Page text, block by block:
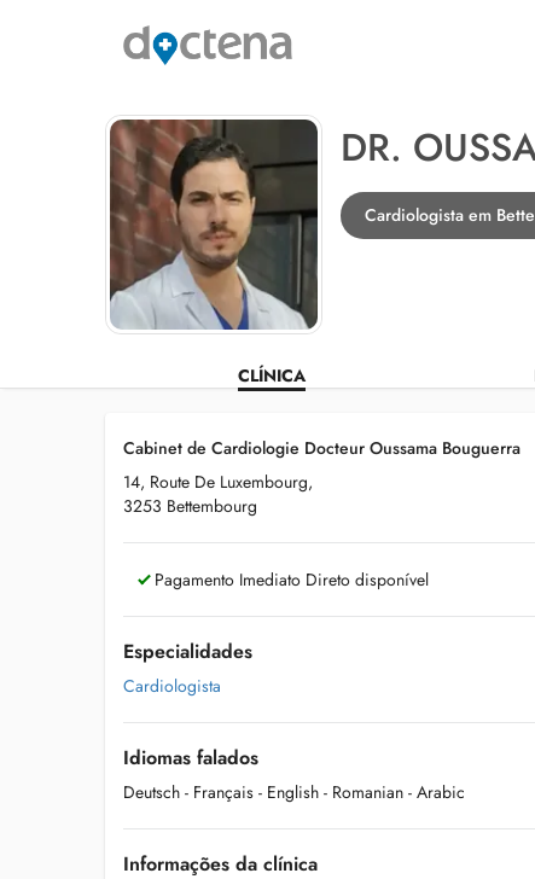
DR.
Cardiologista em
CLÍNICA
Cabinet de Cardiologie Docteur Oussama Bouguerra
14, Route De Luxembourg,
3253 Bettembourg
Pagamento Imediato Direto disponível
Especialidades
Cardiologista
Idiomas falados
Deutsch - Français - English - Romanian - Arabic
Informações da clínica